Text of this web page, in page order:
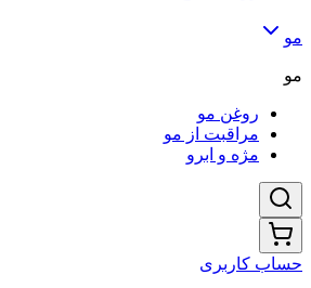
مو
مو
روغن مو
مراقبت از مو
مژه و ابرو
حساب کاربری